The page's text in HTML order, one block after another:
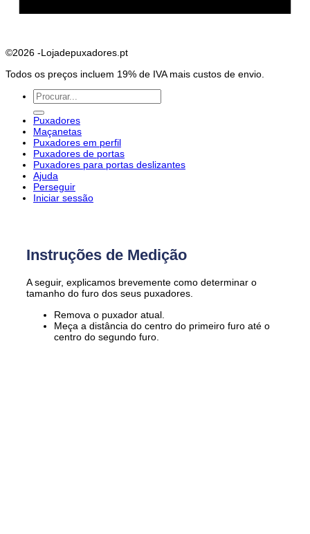
©2026 -Lojadepuxadores.pt
Todos os preços incluem 19% de IVA mais custos de envio.
Pesquisar
por:
Puxadores
Maçanetas
Puxadores em perfil
Puxadores de portas
Puxadores para portas deslizantes
Ajuda
Perseguir
Iniciar sessão
Instruções de Medição
A seguir, explicamos brevemente como determinar o
tamanho do furo dos seus puxadores.
Remova o puxador atual.
Meça a distância do centro do primeiro furo até o
centro do segundo furo.